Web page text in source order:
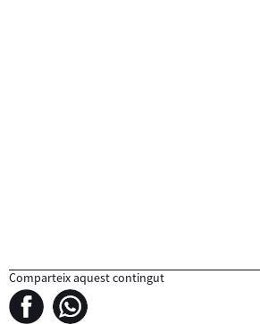
Comparteix aquest contingut